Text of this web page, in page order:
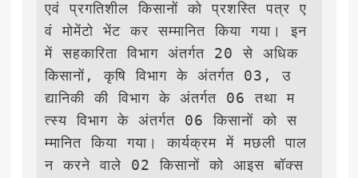
एवं प्रगतिशील किसानों को प्रशस्ति पत्र ए
वं मोमेंटो भेंट कर सम्मानित किया गया। इन
में सहकारिता विभाग अंतर्गत 20 से अधिक
किसानों, कृषि विभाग के अंतर्गत 03, उ
द्यानिकी की विभाग के अंतर्गत 06 तथा म
त्स्य विभाग के अंतर्गत 06 किसानों को स
म्मानित किया गया। कार्यक्रम में मछली पाल
न करने वाले 02 किसानों को आइस बॉक्स